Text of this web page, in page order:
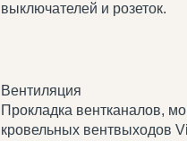
выключателей и розеток.
Вентиляция
Прокладка вентканалов,
кровельных вентвыходов